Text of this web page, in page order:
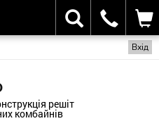
Вхід
решіт
комбайнів